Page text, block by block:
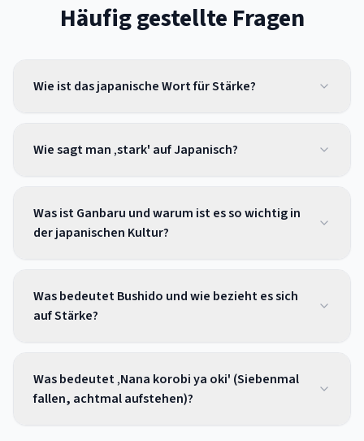
Häufig gestellte Fragen
Wie ist das japanische Wort für Stärke?
Wie sagt man ‚stark' auf Japanisch?
Was ist Ganbaru und warum ist es so wichtig in
der japanischen Kultur?
Was bedeutet Bushido und wie bezieht es sich
auf Stärke?
Was bedeutet ‚Nana korobi ya oki' (Siebenmal
fallen, achtmal aufstehen)?